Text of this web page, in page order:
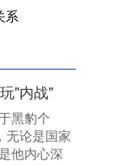
系
"内战"
黑豹个
无论是国家
他内心深